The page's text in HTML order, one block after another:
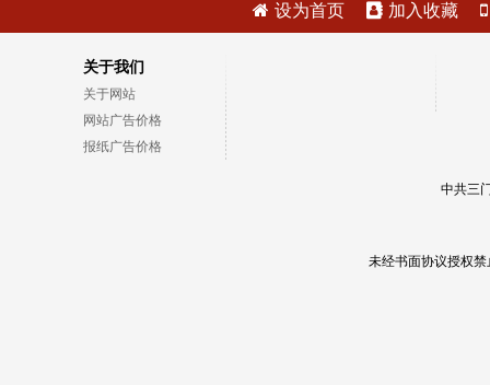
设为首页 加入收藏
关于我们
关于网站
网站广告价格
报纸广告价格
中共三
未经书面协议授权